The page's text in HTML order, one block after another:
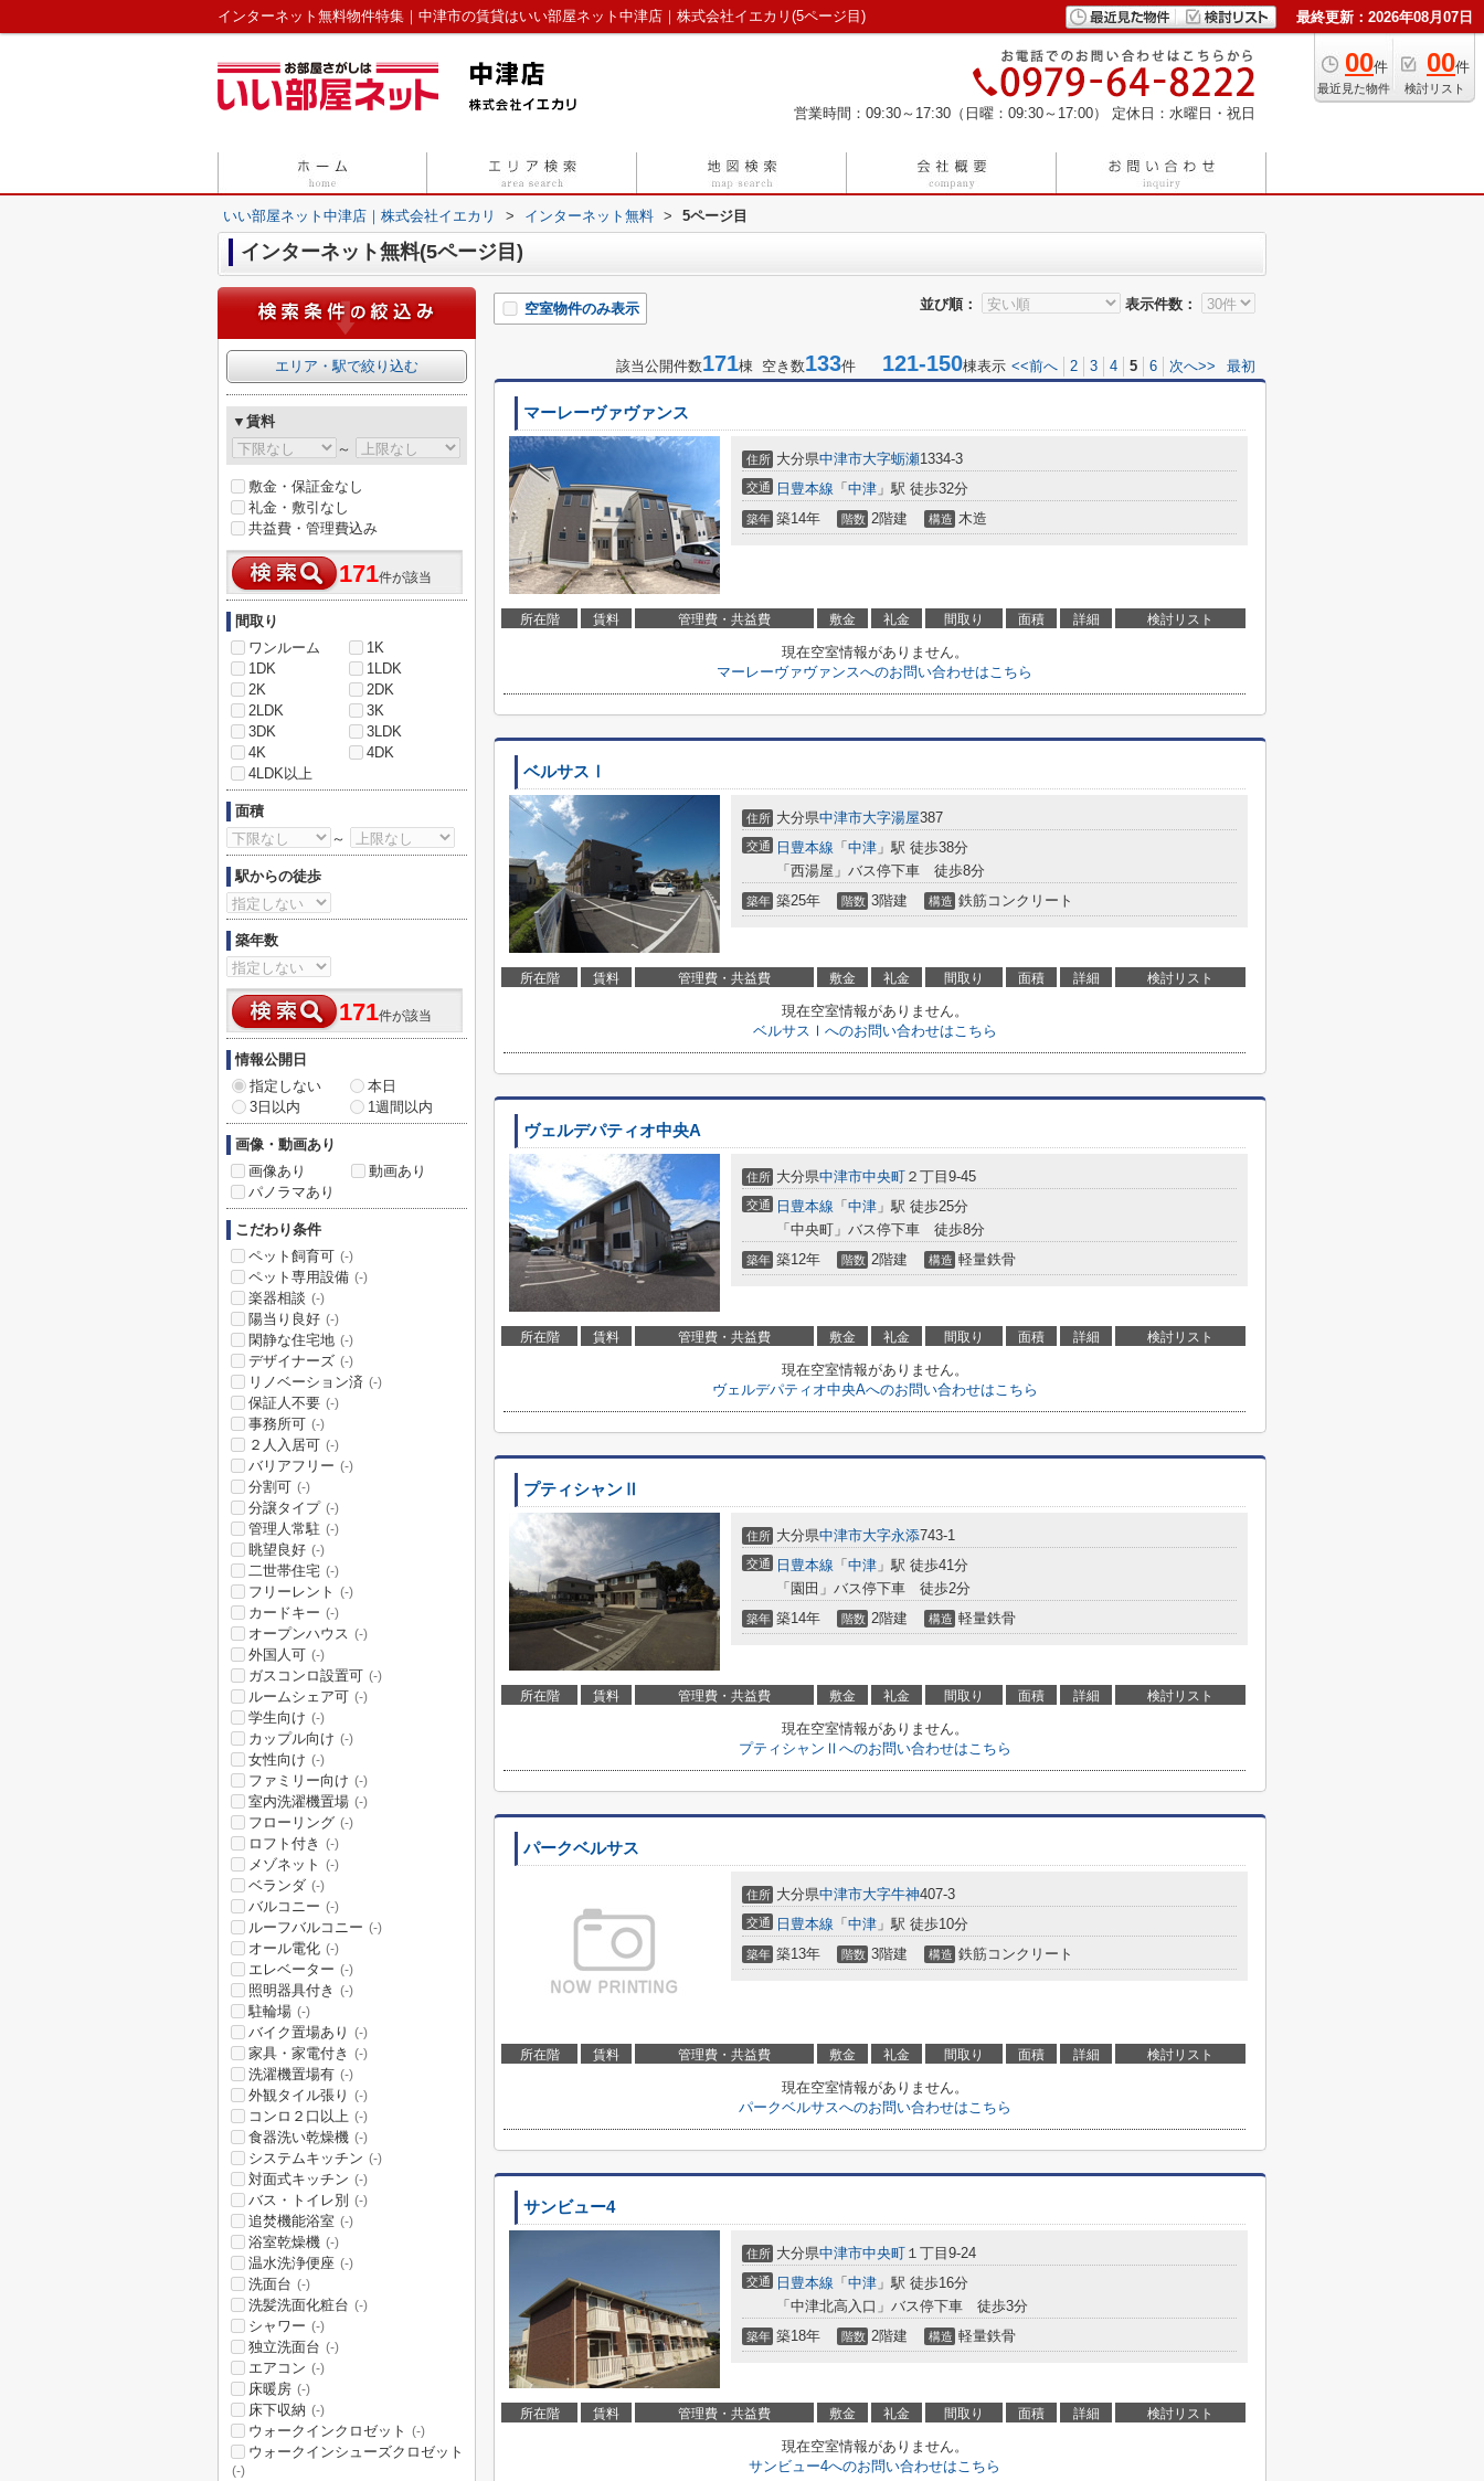
インターネット無料物件特集｜中津市の賃貸はいい部屋ネット中津店｜株式会社イエカリ(5ページ目) 最終更新：2026年08月07日
00件
最近見た物件
00件
検討リスト
営業時間：09:30～17:30（日曜：09:30～17:00） 定休日：水曜日・祝日
いい部屋ネット中津店｜株式会社イエカリ > インターネット無料 > 5ページ目
インターネット無料(5ページ目)
並び順： 表示件数：
空室物件のみ表示
該当公開件数171棟 空き数133件 121-150棟表示 <<前へ 2 3 4 5 6 次へ>> 最初
マーレーヴァヴァンス
住所 大分県中津市大字蛎瀬1334-3
交通 日豊本線 「 中津 」駅 徒歩32分
築年 築14年 階数 2階建 構造 木造
所在階 賃料 管理費・共益費 敷金 礼金 間取り 面積 詳細 検討リスト
現在空室情報がありません。
マーレーヴァヴァンスへのお問い合わせはこちら
ベルサスⅠ
住所 大分県中津市大字湯屋387
交通 日豊本線 「 中津 」駅 徒歩38分
「西湯屋」バス停下車 徒歩8分
築年 築25年 階数 3階建 構造 鉄筋コンクリート
所在階 賃料 管理費・共益費 敷金 礼金 間取り 面積 詳細 検討リスト
現在空室情報がありません。
ベルサスⅠへのお問い合わせはこちら
ヴェルデパティオ中央A
住所 大分県中津市中央町 ２丁目9-45
交通 日豊本線 「 中津 」駅 徒歩25分
「中央町」バス停下車 徒歩8分
築年 築12年 階数 2階建 構造 軽量鉄骨
所在階 賃料 管理費・共益費 敷金 礼金 間取り 面積 詳細 検討リスト
現在空室情報がありません。
ヴェルデパティオ中央Aへのお問い合わせはこちら
プティシャンⅡ
住所 大分県中津市大字永添743-1
交通 日豊本線 「 中津 」駅 徒歩41分
「園田」バス停下車 徒歩2分
築年 築14年 階数 2階建 構造 軽量鉄骨
所在階 賃料 管理費・共益費 敷金 礼金 間取り 面積 詳細 検討リスト
現在空室情報がありません。
プティシャンⅡへのお問い合わせはこちら
パークベルサス
住所 大分県中津市大字牛神407-3
交通 日豊本線 「 中津 」駅 徒歩10分
築年 築13年 階数 3階建 構造 鉄筋コンクリート
所在階 賃料 管理費・共益費 敷金 礼金 間取り 面積 詳細 検討リスト
現在空室情報がありません。
パークベルサスへのお問い合わせはこちら
サンビュー4
住所 大分県中津市中央町 １丁目9-24
交通 日豊本線 「 中津 」駅 徒歩16分
「中津北高入口」バス停下車 徒歩3分
築年 築18年 階数 2階建 構造 軽量鉄骨
所在階 賃料 管理費・共益費 敷金 礼金 間取り 面積 詳細 検討リスト
現在空室情報がありません。
サンビュー4へのお問い合わせはこちら
エリア・駅で絞り込む
▼賃料
～
敷金・保証金なし
礼金・敷引なし
共益費・管理費込み
171件が該当
間取り
ワンルーム
1K
1DK
1LDK
2K
2DK
2LDK
3K
3DK
3LDK
4K
4DK
4LDK以上
面積
～
駅からの徒歩
築年数
171件が該当
情報公開日
指定しない
本日
3日以内
1週間以内
画像・動画あり
画像あり
動画あり
パノラマあり
こだわり条件
ペット飼育可 (-)
ペット専用設備 (-)
楽器相談 (-)
陽当り良好 (-)
閑静な住宅地 (-)
デザイナーズ (-)
リノベーション済 (-)
保証人不要 (-)
事務所可 (-)
２人入居可 (-)
バリアフリー (-)
分割可 (-)
分譲タイプ (-)
管理人常駐 (-)
眺望良好 (-)
二世帯住宅 (-)
フリーレント (-)
カードキー (-)
オープンハウス (-)
外国人可 (-)
ガスコンロ設置可 (-)
ルームシェア可 (-)
学生向け (-)
カップル向け (-)
女性向け (-)
ファミリー向け (-)
室内洗濯機置場 (-)
フローリング (-)
ロフト付き (-)
メゾネット (-)
ベランダ (-)
バルコニー (-)
ルーフバルコニー (-)
オール電化 (-)
エレベーター (-)
照明器具付き (-)
駐輪場 (-)
バイク置場あり (-)
家具・家電付き (-)
洗濯機置場有 (-)
外観タイル張り (-)
コンロ２口以上 (-)
食器洗い乾燥機 (-)
システムキッチン (-)
対面式キッチン (-)
バス・トイレ別 (-)
追焚機能浴室 (-)
浴室乾燥機 (-)
温水洗浄便座 (-)
洗面台 (-)
洗髪洗面化粧台 (-)
シャワー (-)
独立洗面台 (-)
エアコン (-)
床暖房 (-)
床下収納 (-)
ウォークインクロゼット (-)
ウォークインシューズクロゼット
(-)